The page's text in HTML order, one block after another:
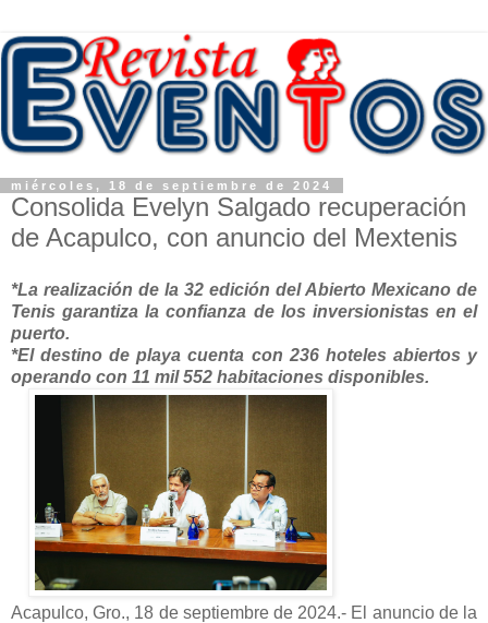
miércoles, 18 de septiembre de 2024
Consolida Evelyn Salgado recuperación
de Acapulco, con anuncio del Mextenis
*La realización de la 32 edición del Abierto Mexicano de
Tenis garantiza la confianza de los inversionistas en el
puerto.
*El destino de playa cuenta con 236 hoteles abiertos y
operando con 11 mil 552 habitaciones disponibles.
Acapulco, Gro., 18 de septiembre de 2024.- El anuncio de la